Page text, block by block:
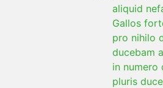
aliquid
Gallos
pro nihilo
ducebam
in numero
pluris